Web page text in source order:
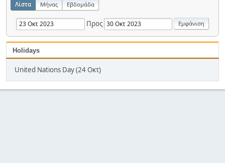
Λίστα Μήνας Εβδομάδα
Προς
Holidays
United Nations Day (24 Οκτ)